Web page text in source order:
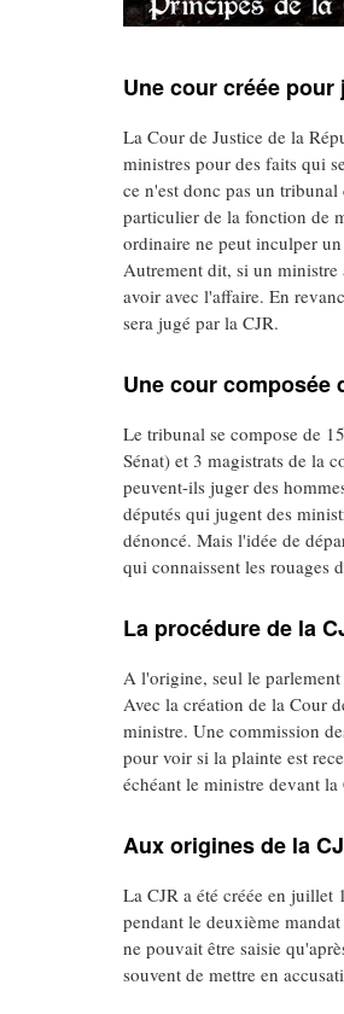
Une cour créée
La Cour de Justice de la
ministres pour des faits qui
ce n'est donc pas un
particulier de la fonction de
ordinaire ne peut inculper
Autrement dit, si un ministre
avoir avec l'affaire. En
sera jugé par la CJR.
Une cour composée
Le tribunal se compose de
Sénat) et 3 magistrats de la
peuvent-ils juger des
députés qui jugent des
dénoncé. Mais l'idée de
qui connaissent les rouages
La procédure de la
A l'origine, seul le
Avec la création de la Cour
ministre. Une commission
pour voir si la plainte est
échéant le ministre devant
Aux origines de la
La CJR a été créée en
pendant le deuxième
ne pouvait être saisie
souvent de mettre en